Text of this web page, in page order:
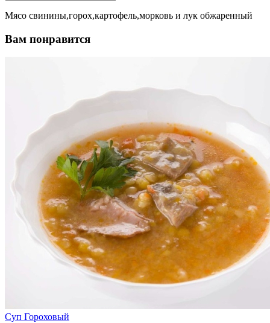
Мясо свинины,горох,картофель,морковь и лук обжаренный
Вам понравится
Суп Гороховый